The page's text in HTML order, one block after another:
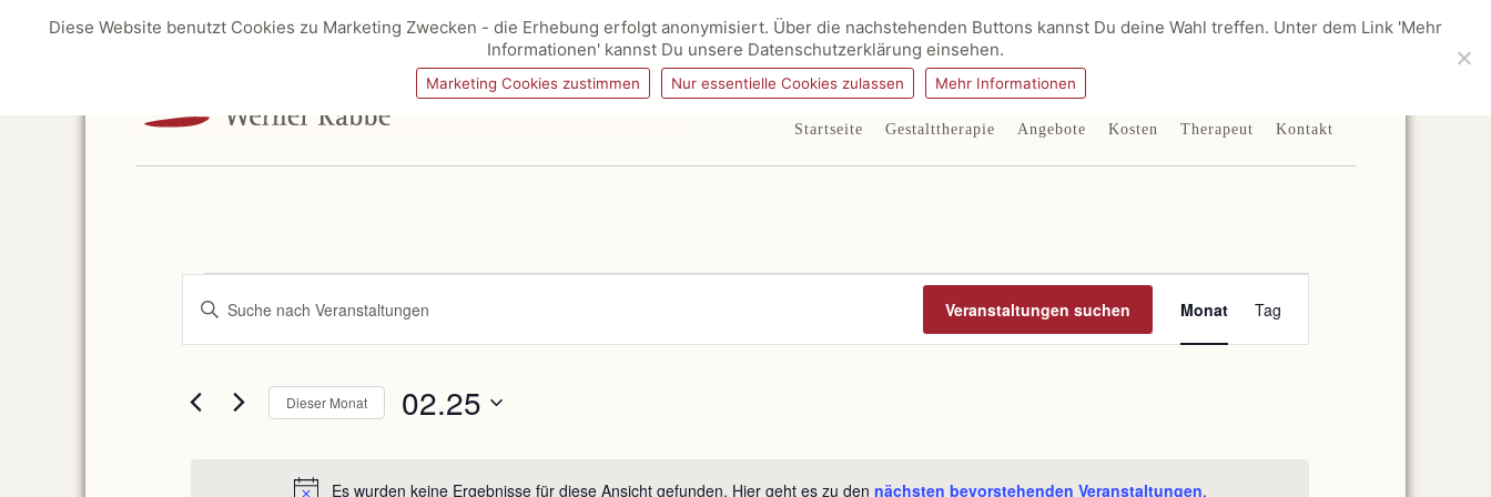
Startseite Gestalttherapie Angebote Kosten Therapeut Kontakt
Veranstaltungen
Es wurden keine Ergebnisse für diese Ansicht gefunden. Hier geht es zu den nächsten bevorstehenden Veranstaltungen.
Veranstaltungen
Suche
und
Navigation
Schlüsselwort
Suche
Schlüsselwort.
Veranstaltungen suchen
Veranstaltung
Navigation
Monat Tag
Dieser Monat 02.25
Diese Website benutzt Cookies zu Marketing Zwecken - die Erhebung erfolgt anonymisiert. Über die nachstehenden Buttons kannst Du deine Wahl treffen. Unter dem Link 'Mehr
Informationen' kannst Du unsere Datenschutzerklärung einsehen.
Marketing Cookies zustimmen Nur essentielle Cookies zulassen Mehr Informationen